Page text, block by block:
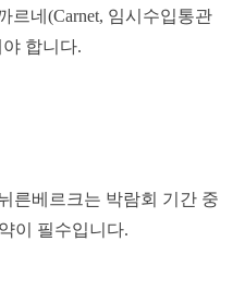
르네(Carnet, 임시수입통관
합니다.
른베르크는 박람회 기간 중
이 필수입니다.